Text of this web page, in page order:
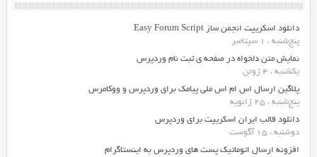
دانلود اسکریپت انجمن ساز Easy Forum Script
پنج‌شنبه ، 1 سپتامبر
نمایش متن دلخواه در صفحه ی ثبت نام وردپرس
یکشنبه ، 4 ژوئن
پلاگین ارسال اس ام اس ملی پیامک برای وردپرس و ووکامرس
پنج‌شنبه ، 25 ژانویه
دانلود قالب ایران اسکریپت برای وردپرس
دوشنبه ، 15 آگوست
افزونه ارسال اتوماتیک پست های وردپرس به اینستاگرام